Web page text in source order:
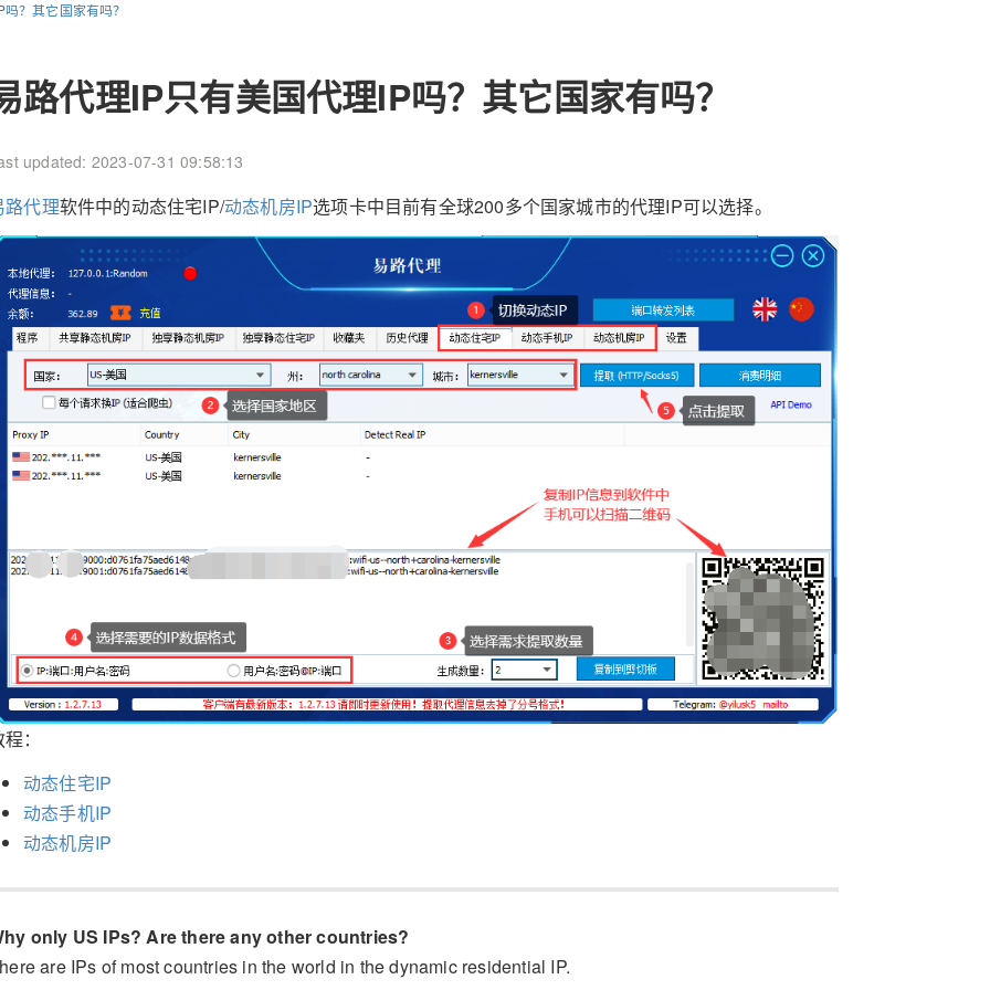
？其它国家有吗？
路代理IP只有美国代理IP吗？其它国家有吗？
updated: 2023-07-31 09:58:13
路代理软件中的动态住宅IP/动态机房IP选项卡中目前有全球200多个国家城市的代理IP可以选择。
：
动态住宅IP
动态手机IP
动态机房IP
only US IPs? Are there any other countries?
are IPs of most countries in the world in the dynamic residential IP.